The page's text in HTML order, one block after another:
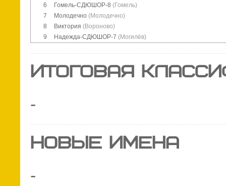
6
Гомель-СДЮШОР-8 (Гомель)
7
Молодечно (Молодечно)
8
Виктория (Вороново)
9
Надежда-СДЮШОР-7 (Могилёв)
ИТОГОВАЯ
-
НОВЫЕ ИМЕНА
-